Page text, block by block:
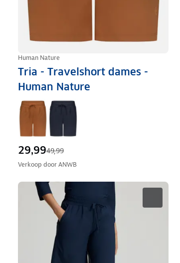
Human Nature
Tria - Travelshort dames -
Human Nature
29,9949,99
Verkoop doorANWB